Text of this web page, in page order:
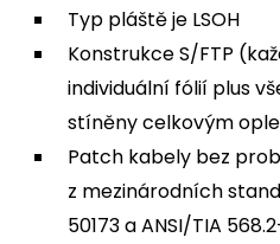
Typ pláště je LSOH
Konstrukce S/FTP
individuální fólií plus
stíněny celkovým
Patch kabely bez
z mezinárodních
50173 a ANSI/TIA